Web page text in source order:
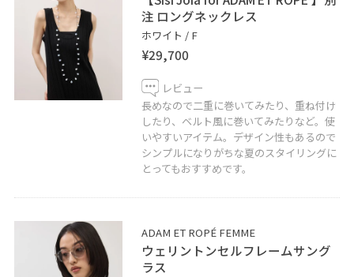
注 ロングネックレス
ホワイト / F
¥29,700
レビュー
長めなので二重に巻いてみたり、重ね付け
したり、ベルト風に巻いてみたりなど。使
いやすいアイテム。デザイン性もあるので
シンプルになりがちな夏のスタイリングに
とってもおすすめです。
ADAM ET ROPÉ FEMME
ウェリントンセルフレームサング
ラス